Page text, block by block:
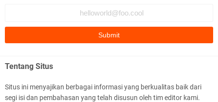
Jelang HUT RI ke_81 _Kunker Kapolri Polda NTB
Gelar Apel Siaga Kamtibmas Serentak
Tentang Situs
Situs ini menyajikan berbagai informasi yang berkualitas baik dari
segi isi dan pembahasan yang telah disusun oleh tim editor kami.